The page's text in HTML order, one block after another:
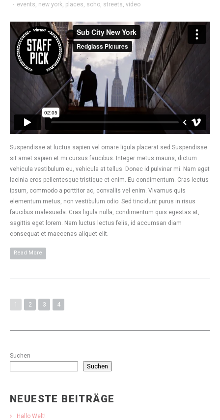
· events, new york, places, soho, streets, video
Suspendisse at luctus sapien vel ornare ligula placerat sed Suspendisse
sit amet sapien et mi cursus faucibus. Integer metus mauris, dictum
vehicula vestibulum eu, vehicula at tellus. Donec id pulvinar mi. Nam eget
lacinia eros pellentesque tristique et enim. Eu condimentum. Cras lectus
ipsum, commodo a porttitor ac, convallis vel enim. Vivamus quis
elementum metus, non vestibulum odio. Sed tincidunt purus in risus
faucibus malesuada. Cras ligula nulla, condimentum quis egestas at,
sagittis eget lorem. Nam luctus lectus felis, id accumsan diam
consequat et maecenas aliquet elit.
Read More
1 2 3 4
Suchen
Suchen
NEUESTE BEITRÄGE
Hallo Welt!